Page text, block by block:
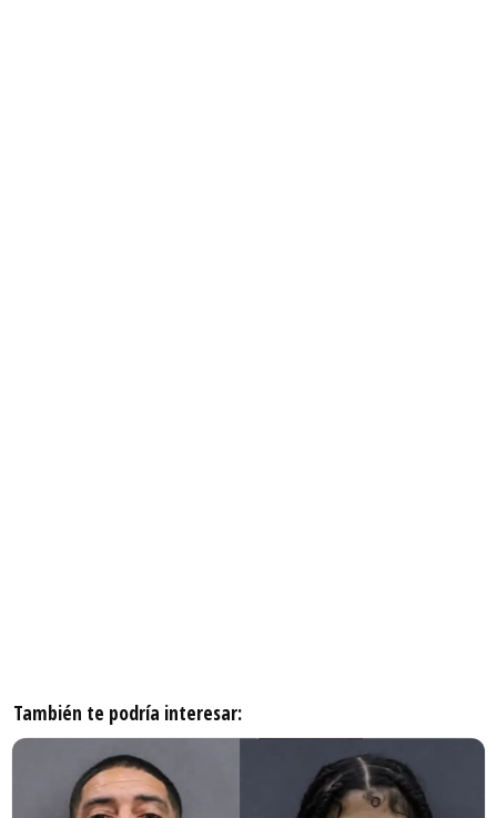
También te podría interesar: